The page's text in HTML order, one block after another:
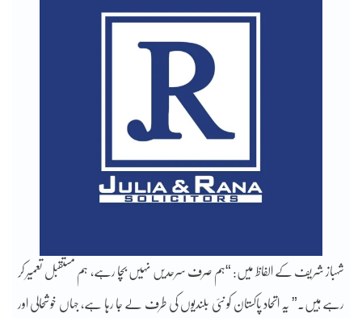
شہباز شریف کے الفاظ میں: “ہم صرف سرحدیں نہیں بچا رہے، ہم مستقبل تعمیر کر
رہے ہیں۔” یہ اتحاد پاکستان کو نئی بلندیوں کی طرف لے جا رہا ہے، جہاں خوشحالی اور